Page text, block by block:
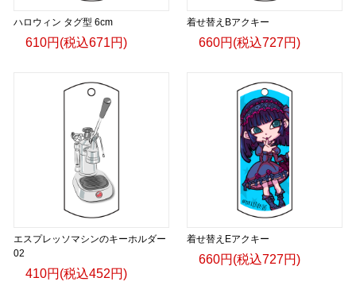
ハロウィン タグ型 6cm
610円(税込671円)
着せ替えBアクキー
660円(税込727円)
エスプレッソマシンのキーホルダー
02
410円(税込452円)
着せ替えEアクキー
660円(税込727円)